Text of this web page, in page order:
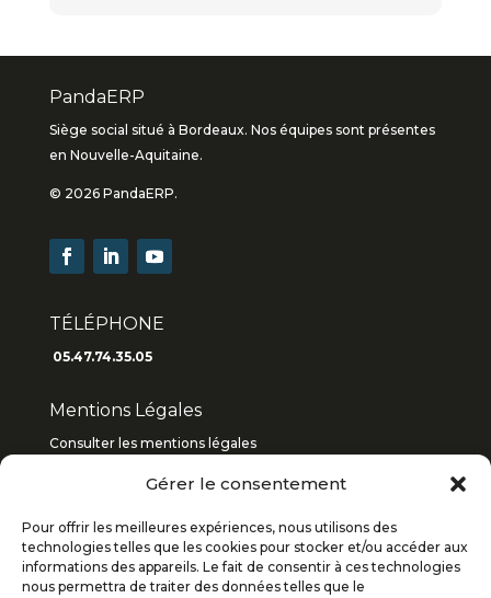
Gérer le consentement
Pour offrir les meilleures expériences, nous utilisons des
technologies telles que les cookies pour stocker et/ou accéder aux
informations des appareils. Le fait de consentir à ces technologies
nous permettra de traiter des données telles que le
PandaERP
Siège social situé à Bordeaux. Nos équipes sont présentes
en Nouvelle-Aquitaine.
© 2026 PandaERP.
TÉLÉPHONE
05.47.74.35.05
Mentions Légales
Consulter les mentions légales
Consulter les C.G.V 2019/2018
Articles récents
Qu’est-ce qu’une PDP (Plateforme de